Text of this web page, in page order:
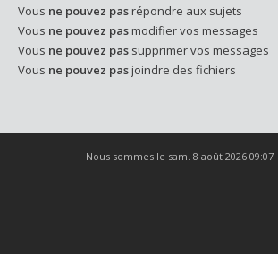
Vous ne pouvez pasrépondre aux sujets
Vous ne pouvez pasmodifier vos messages
Vous ne pouvez pas supprimer vos messages
Vous ne pouvez pasjoindre des fichiers
Nous sommes le sam. 8 août 2026 09:07